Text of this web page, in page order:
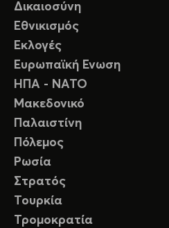
Δικαιοσύνη
Εθνικισμός
Εκλογές
Ευρωπαϊκή Ενωση
ΗΠΑ - ΝΑΤΟ
Μακεδονικό
Παλαιστίνη
Πόλεμος
Ρωσία
Στρατός
Τουρκία
Τρομοκρατία